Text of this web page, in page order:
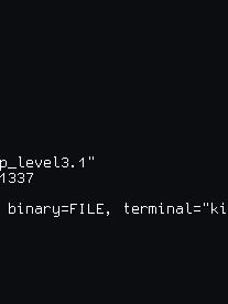
binary=FILE,